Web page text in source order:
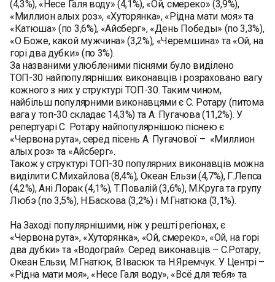
(4,3%), «Несе Галя воду» (4,1%), «Ой, смереко» (3,9%),
«Миллион алых роз», «Хуторянка», «Рідна мати моя» та
«Катюша» (по 3,6%), «Айсберг», «День Победы» (по 3,3%),
«О Боже, какой мужчина» (3,2%), «Черемшина» та «Ой, на
горі два дубки» (по 3%).
За названими улюбленими піснями було виділено
ТОП-30 найпопулярніших виконавців і розраховано вагу
кожного з них у структурі ТОП-30. Таким чином,
найбільш популярними виконавцями є С. Ротару (питома
вага у топ-30 складає 14,3%) та А. Пугачова (11,2%). У
репертуарі С. Ротару найпопулярнішою піснею є
«Червона рута», серед пісень А. Пугачової – «Миллион
алых роз» та «Айсберг».
Також у структурі ТОП-30 популярних виконавців можна
виділити С.Михайлова (8,4%), Океан Ельзи (4,7%), Г.Лепса
(4,2%), Ані Лорак (4,1%), Т.Повалій (3,6%), М.Круга та групу
Любэ (по 3,5%), Н.Баскова (3,2%) і М.Гнатюка (3,1%).
На Заході популярнішими, ніж у решті регіонах, є
«Червона рута», «Хуторянка», «Ой, смереко», «Ой, на горі
два дубки» та «Водограй». Серед виконавців – С.Ротару,
Океан Ельзи, М.Гнатюк, В.Івасюк та Н.Яремчук. У Центрі –
«Рідна мати моя», «Несе Галя воду», «Всё для тебя» та